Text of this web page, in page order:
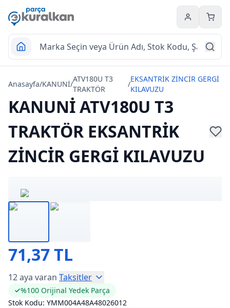
Hesabım
Anasayfa/KANUNİ/
ATV180U T3
TRAKTÖR
/
EKSANTRİK ZİNCİR GERGİ
KILAVUZU
KANUNİ ATV180U T3
TRAKTÖR EKSANTRİK
ZİNCİR GERGİ KILAVUZU
71,37 TL
12 aya varan Taksitler
%100 Orijinal Yedek Parça
Stok Kodu: YMM004A48A48026012